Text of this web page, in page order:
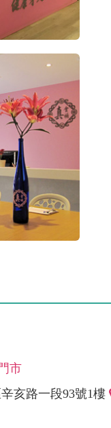
市
亥路一段93號1樓